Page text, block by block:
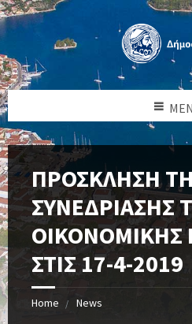
ΠΡΟΣΚΛΗΣΗ
ΣΥΝΕΔΡΙΑΣΗΣ
ΟΙΚΟΝΟΜΙΚΗΣ
ΣΤΙΣ 17-4-2019
Home News